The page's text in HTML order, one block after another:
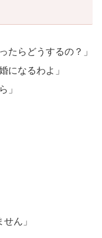
たらどうするの？」
になるわよ」
」
ん」